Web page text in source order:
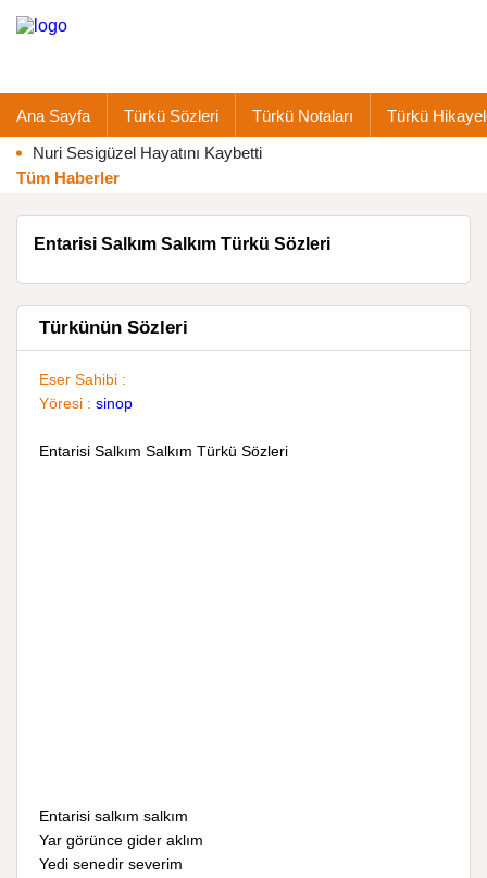
Ana Sayfa Türkü Sözleri Türkü Notaları Türkü
Nuri Sesigüzel Hayatını Kaybetti
Tüm Haberler
Entarisi Salkım Salkım Türkü Sözleri
Türkünün Sözleri
Eser Sahibi :
Yöresi : sinop
Entarisi Salkım Salkım Türkü Sözleri
Entarisi salkım salkım
Yar görünce gider aklım
Yedi senedir severim